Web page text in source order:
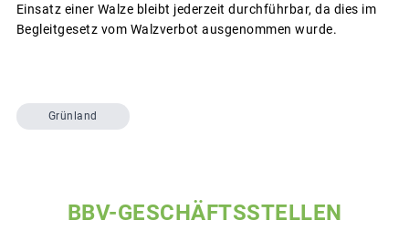
Einsatz einer Walze bleibt jederzeit durchführbar, da dies im
Begleitgesetz vom Walzverbot ausgenommen wurde.
Grünland
BBV-GESCHÄFTSSTELLEN